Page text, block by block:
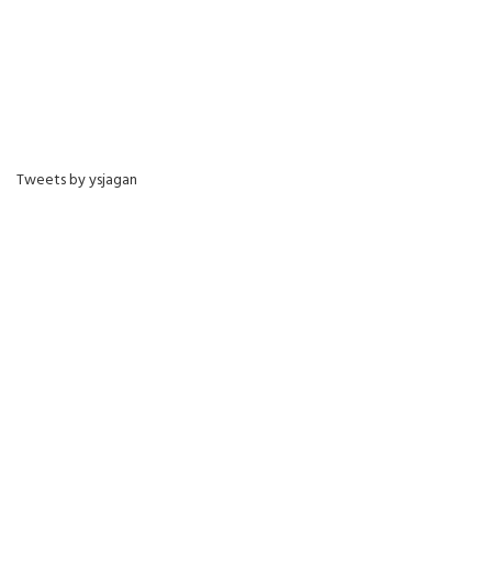
Tweets by ysjagan